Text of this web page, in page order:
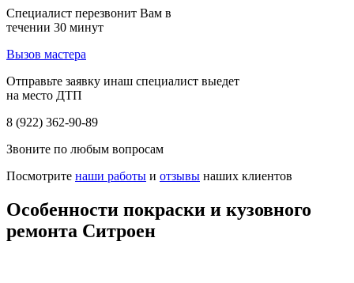
Специалист перезвонит Вам в
течении 30 минут
Вызов мастера
Отправьте заявку инаш специалист выедет
на место ДТП
8 (922) 362-90-89
Звоните по любым вопросам
Посмотрите наши работы и отзывы наших клиентов
Особенности покраски и кузовного
ремонта Ситроен